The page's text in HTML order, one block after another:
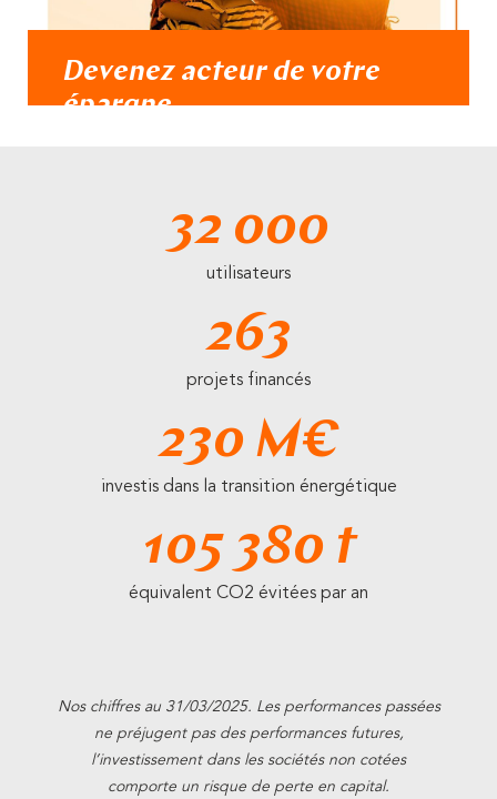
Devenez acteur de votre
épargne
32 000
utilisateurs
263
projets financés
230 M€
investis dans la transition énergétique
105 380 t
équivalent CO2 évitées par an
Nos chiffres au 31/03/2025. Les performances passées
ne préjugent pas des performances futures,
l’investissement dans les sociétés non cotées
comporte un risque de perte en capital.